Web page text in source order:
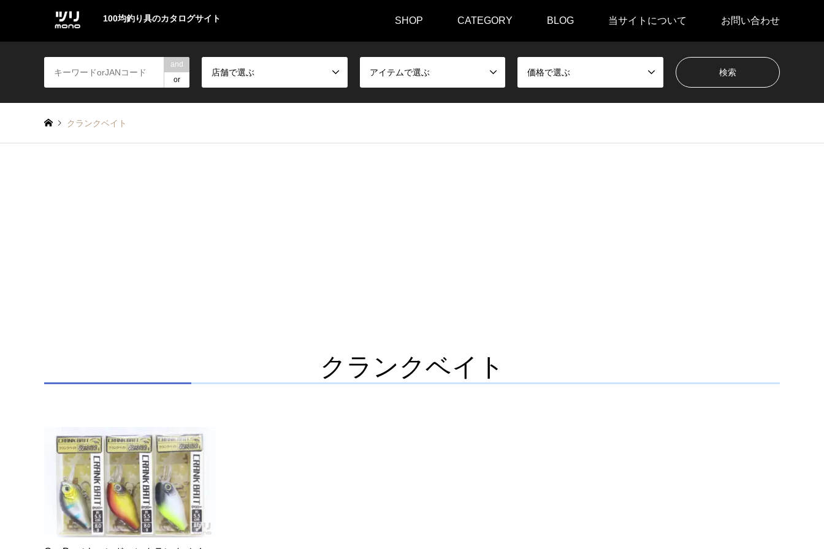
100均釣り具のカタログサイト SHOP CATEGORY BLOG 当サイトについて お問い合わせ
and
or
店舗で選ぶ アイテムで選ぶ 価格で選ぶ
クランクベイト
クランクベイト